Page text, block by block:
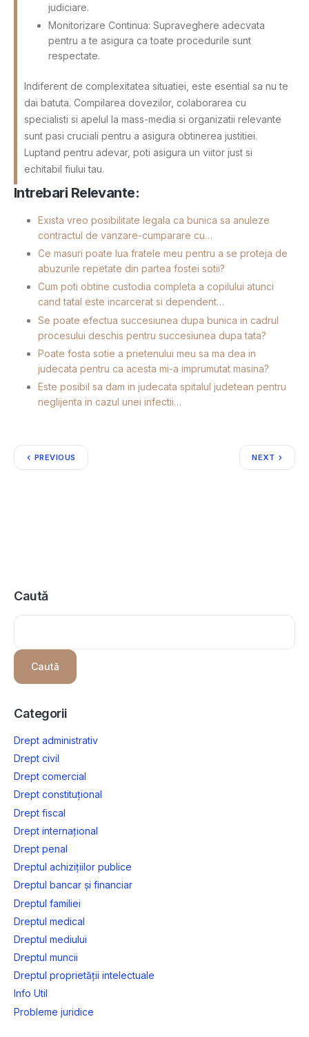
judiciare.
Monitorizare Continua: Supraveghere adecvata
pentru a te asigura ca toate procedurile sunt
respectate.
Indiferent de complexitatea situatiei, este esential sa nu te
dai batuta. Compilarea dovezilor, colaborarea cu
specialisti si apelul la mass-media si organizatii relevante
sunt pasi cruciali pentru a asigura obtinerea justitiei.
Luptand pentru adevar, poti asigura un viitor just si
echitabil fiului tau.
Intrebari Relevante:
Exista vreo posibilitate legala ca bunica sa anuleze
contractul de vanzare-cumparare cu…
Ce masuri poate lua fratele meu pentru a se proteja de
abuzurile repetate din partea fostei sotii?
Cum poti obtine custodia completa a copilului atunci
cand tatal este incarcerat si dependent…
Se poate efectua succesiunea dupa bunica in cadrul
procesului deschis pentru succesiunea dupa tata?
Poate fosta sotie a prietenului meu sa ma dea in
judecata pentru ca acesta mi-a imprumutat masina?
Este posibil sa dam in judecata spitalul judetean pentru
neglijenta in cazul unei infectii…
PREVIOUS NEXT
Caută
Caută
Categorii
Drept administrativ
Drept civil
Drept comercial
Drept constituțional
Drept fiscal
Drept internațional
Drept penal
Dreptul achizițiilor publice
Dreptul bancar și financiar
Dreptul familiei
Dreptul medical
Dreptul mediului
Dreptul muncii
Dreptul proprietății intelectuale
Info Util
Probleme juridice